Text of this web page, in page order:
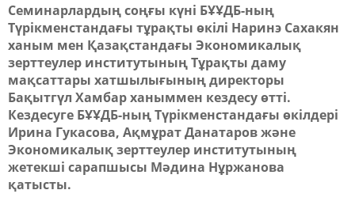
Семинарлардың соңғы күні БҰҰДБ-ның
Түрікменстандағы тұрақты өкілі Наринэ Сахакян
ханым мен Қазақстандағы Экономикалық
зерттеулер институтының Тұрақты даму
мақсаттары хатшылығының директоры
Бақытгүл Хамбар ханыммен кездесу өтті.
Кездесуге БҰҰДБ-ның Түрікменстандағы өкілдері
Ирина Гукасова, Ақмұрат Данатаров және
Экономикалық зерттеулер институтының
жетекші сарапшысы Мәдина Нұржанова
қатысты.